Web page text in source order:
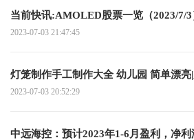
当前快讯:AMOLED股票一览（2023/7/3
2023-07-03 21:47:45
灯笼制作手工制作大全 幼儿园 简单漂亮
2023-07-03 20:52:29
中远海控：预计2023年1-6月盈利，净